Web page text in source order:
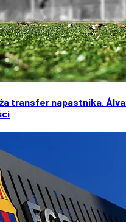
transfer napastnika.